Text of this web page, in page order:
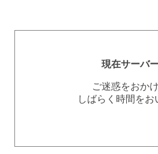
現在サーバ
ご迷惑をおか
しばらく時間を